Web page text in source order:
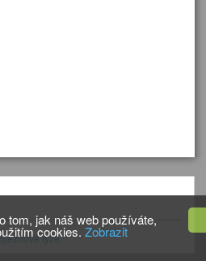
tom, jak náš web používáte,
cookies. Zobrazit
lyže